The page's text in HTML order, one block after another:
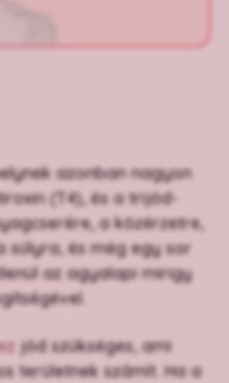
azonban nagyon
(T4), és a trijód-
a közérzetre,
súlyra, és még egy sor
az agyalapi mirigy
jód szükséges, ami
területnek számít. Ha a